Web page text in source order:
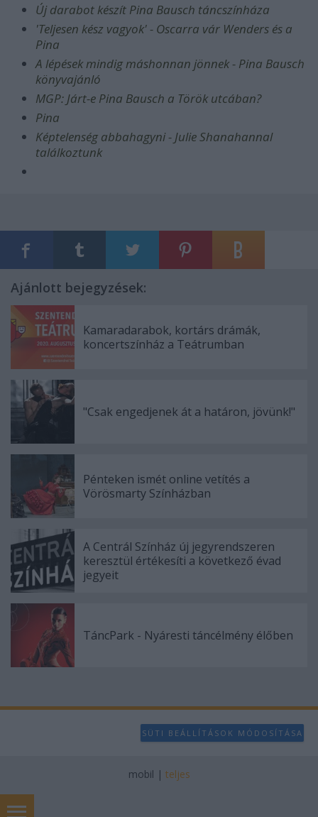
Új darabot készít Pina Bausch táncszínháza
'Teljesen kész vagyok' - Oscarra vár Wenders és a
Pina
A lépések mindig máshonnan jönnek - Pina Bausch
könyvajánló
MGP: Járt-e Pina Bausch a Török utcában?
Pina
Képtelenség abbahagyni - Julie Shanahannal
találkoztunk
Ajánlott bejegyzések:
Kamaradarabok, kortárs drámák,
koncertszínház a Teátrumban
"Csak engedjenek át a határon, jövünk!"
Pénteken ismét online vetítés a
Vörösmarty Színházban
A Centrál Színház új jegyrendszeren
keresztül értékesíti a következő évad
jegyeit
TáncPark - Nyáresti táncélmény élőben
SÜTI BEÁLLÍTÁSOK MÓDOSÍTÁSA
mobil | teljes